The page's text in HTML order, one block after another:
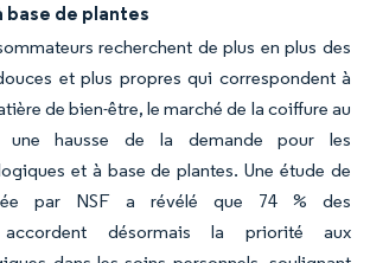
de plantes
recherchent de plus en plus des
et plus propres qui correspondent à
de bien-être, le marché de la coiffure au
une hausse de la demande pour les
et à base de plantes. Une étude de
par NSF a révélé que 74 % des
accordent désormais la priorité aux